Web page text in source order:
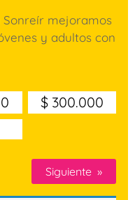
Sonreír mejoramos
y adultos con
$ 300.000
»